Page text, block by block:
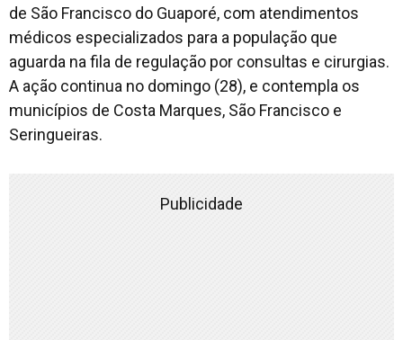
de São Francisco do Guaporé, com atendimentos
médicos especializados para a população que
aguarda na fila de regulação por consultas e cirurgias.
A ação continua no domingo (28), e contempla os
municípios de Costa Marques, São Francisco e
Seringueiras.
Publicidade